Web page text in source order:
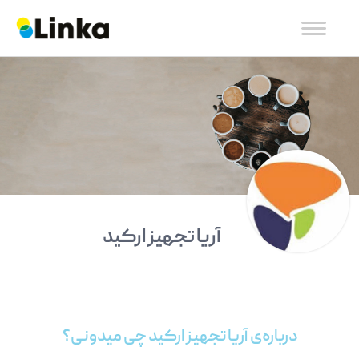
آریا تجهیز ارکید
درباره‌ی آریا تجهیز ارکید چی میدونی؟